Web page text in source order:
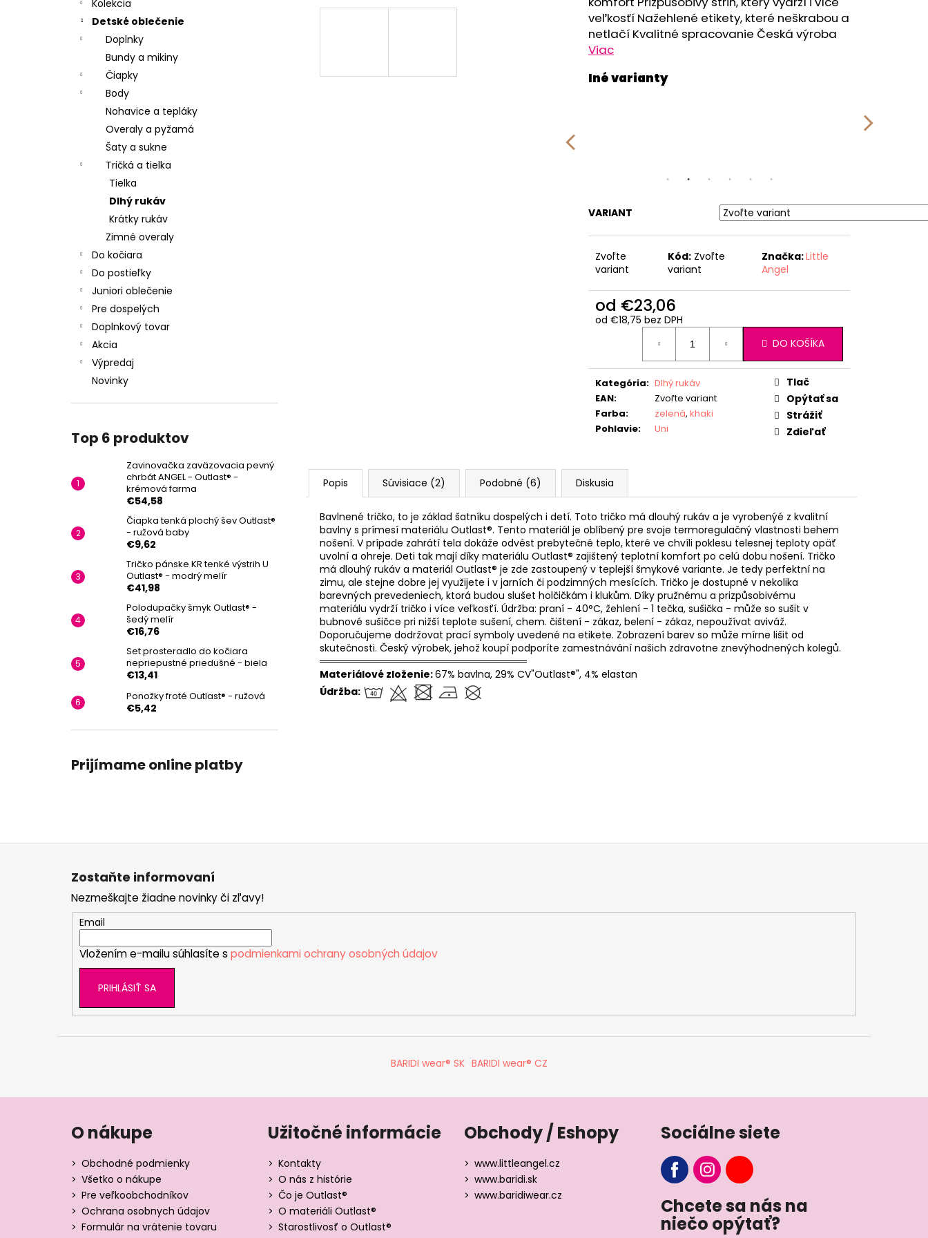
Kolekcia
Detské oblečenie
Doplnky
Bundy a mikiny
Čiapky
Body
Nohavice a tepláky
Overaly a pyžamá
Šaty a sukne
Tričká a tielka
Tielka
Dlhý rukáv
Krátky rukáv
Zimné overaly
Do kočiara
Do postieľky
Juniori oblečenie
Pre dospelých
Doplnkový tovar
Akcia
Výpredaj
Novinky
Top 6 produktov
Zavinovačka zaväzovacia pevný
chrbát ANGEL - Outlast® -
krémová farma
€54,58
Čiapka tenká plochý šev Outlast®
- ružová baby
€9,62
Tričko pánske KR tenké výstrih U
Outlast® - modrý melír
€41,98
Polodupačky šmyk Outlast® -
šedý melír
€16,76
Set prosteradlo do kočiara
nepriepustné priedušné - biela
€13,41
Ponožky froté Outlast® - ružová
€5,42
Prijímame online platby
veľkosťí Nažehlené etikety, které neškrabou a
netlačí Kvalitné spracovanie Česká výroba
Viac
VARIANT
Zvoľte
variant
Kód: Zvoľte
variant
Značka:Little
Angel
od €23,06
od €18,75 bez DPH
Jednotková
DO KOŠÍKA
Kategória: Dlhý rukáv
EAN:
Zvoľte variant
Farba: zelená, khaki
Pohlavie: Uni
Tlač
Opýtať sa
Strážiť
Zdieľať
Popis Súvisiace (2) Podobné (6) Diskusia
Bavlnené tričko, to je základ šatníku dospelých i detí. Toto tričko má dlouhý rukáv a je vyrobenýé z kvalitní
bavlny s prímesí materiálu Outlast®. Tento materiál je oblíbený pre svoje termoregulačný vlastnosti behem
nošení. V prípade zahrátí tela dokáže odvést prebytečné teplo, které ve chvíli poklesu telesnej teploty opäť
uvolní a ohreje. Deti tak mají díky materiálu Outlast® zajištený teplotní komfort po celú dobu nošení. Tričko
má dlouhý rukáv a materiál Outlast® je zde zastoupený v teplejší šmykové variante. Je tedy perfektní na
zimu, ale stejne dobre jej využijete i v jarních či podzimných mesících. Tričko je dostupné v nekolika
barevných prevedeniech, ktorá budou slušet holčičkám i klukům. Díky pružnému a prizpůsobivému
materiálu vydrží tričko i více veľkosťí. Údržba: praní - 40°C, žehlení - 1 tečka, sušička - může so sušit v
bubnové sušičce pri nižší teplote sušení, chem. čištení - zákaz, belení - zákaz, nepoužívat aviváž.
Doporučujeme dodržovat prací symboly uvedené na etikete. Zobrazení barev so může mírne lišit od
skutečnosti. Český výrobek, jehož koupí podporíte zamestnávání našich zdravotne znevýhodnených kolegů.
══════════════════════════════
Materiálové zloženie:67% bavlna, 29% CV"Outlast®", 4% elastan
Údržba:
Zostaňte informovaní
Nezmeškajte žiadne novinky či zľavy!
Email
Vložením e-mailu súhlasíte s podmienkami ochrany osobných údajov
PRIHLÁSIŤ SA
BARIDI wear® SK BARIDI wear® CZ
O nákupe
Obchodné podmienky
Všetko o nákupe
Pre veľkoobchodníkov
Ochrana osobnych údajov
Formulár na vrátenie tovaru
Užitočné informácie
Kontakty
O nás z histórie
Čo je Outlast®
O materiáli Outlast®
Starostlivosť o Outlast®
Obchody / Eshopy
www.littleangel.cz
www.baridi.sk
www.baridiwear.cz
Sociálne siete
Chcete sa nás na
niečo opýtať?